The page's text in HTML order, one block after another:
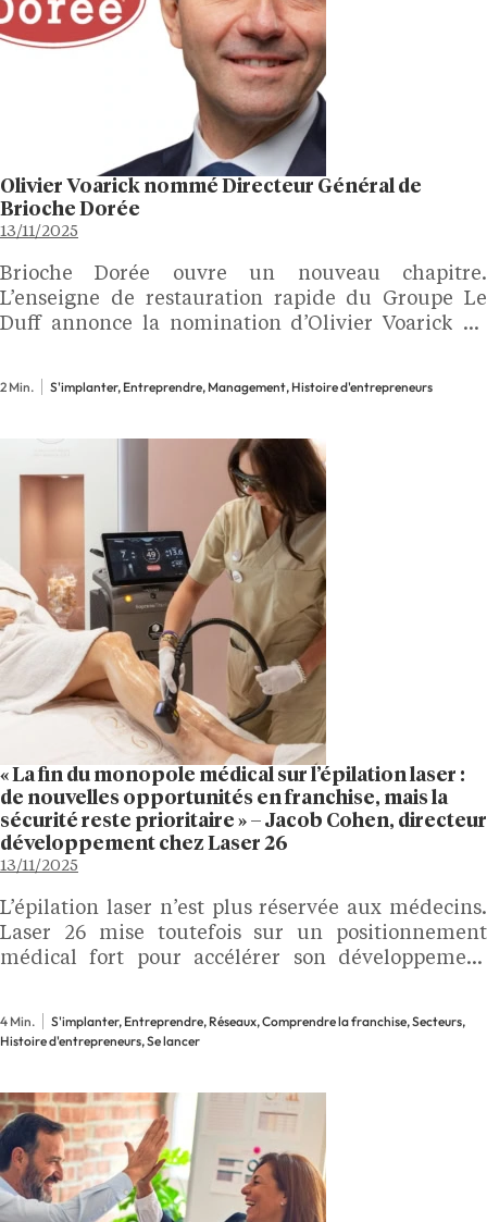
Olivier Voarick nommé Directeur Général de
Brioche Dorée
13/11/2025
Brioche Dorée ouvre un nouveau chapitre.
L’enseigne de restauration rapide du Groupe Le
Duff annonce la nomination d’Olivier Voarick au
novembre 2025. Une arrivée stratégique pour
piloter la prochaine phase du…
2 Min. S'implanter, Entreprendre, Management, Histoire d'entrepreneurs
« La fin du monopole médical sur l’épilation laser :
de nouvelles opportunités en franchise, mais la
sécurité reste prioritaire » – Jacob Cohen, directeur
développement chez Laser 26
13/11/2025
L’épilation laser n’est plus réservée aux médecins.
Laser 26 mise toutefois sur un positionnement
médical fort pour accélérer son développement
Explications. Le secteur de l’épilation laser a
récemment connu un changement législatif…
4 Min.
S'implanter, Entreprendre, Réseaux, Comprendre la franchise, Secteurs,
Histoire d'entrepreneurs, Se lancer